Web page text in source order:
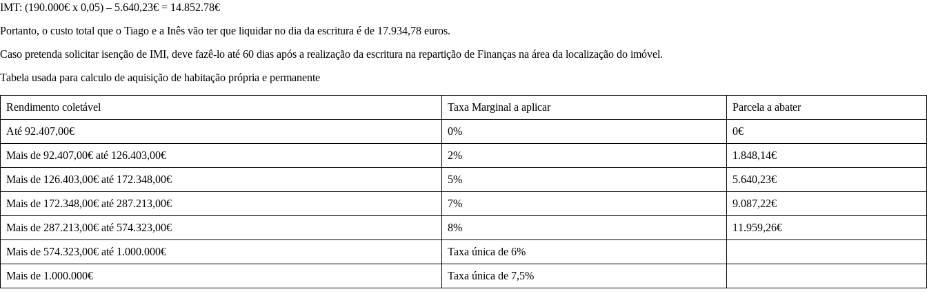
IMT: (190.000€ x 0,05) – 5.640,23€ = 14.852.78€
Portanto, o custo total que o Tiago e a Inês vão ter que liquidar no dia da escritura é de 17.934,78 euros.
Caso pretenda solicitar isenção de IMI, deve fazê-lo até 60 dias após a realização da escritura na repartição de Finanças na área da localização do imóvel.
Tabela usada para calculo de aquisição de habitação própria e permanente
Rendimento coletável Taxa Marginal a aplicar Parcela a abater
Até 92.407,00€ 0% 0€
Mais de 92.407,00€ até 126.403,00€ 2% 1.848,14€
Mais de 126.403,00€ até 172.348,00€ 5% 5.640,23€
Mais de 172.348,00€ até 287.213,00€ 7% 9.087,22€
Mais de 287.213,00€ até 574.323,00€ 8% 11.959,26€
Mais de 574.323,00€ até 1.000.000€ Taxa única de 6%
Mais de 1.000.000€ Taxa única de 7,5%